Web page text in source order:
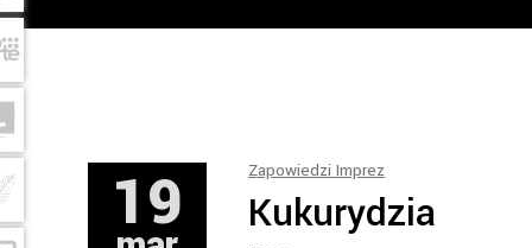
19 Zapowiedzi Imprez
Kukurydzia